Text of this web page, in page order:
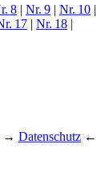
8 | Nr. 9 | Nr. 10 |
17 | Nr. 18 |
Datenschutz ←